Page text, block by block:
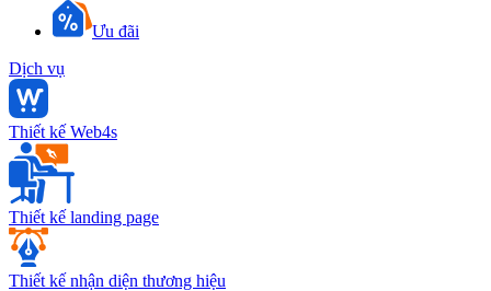
Ưu đãi
Dịch vụ
Thiết kế Web4s
Thiết kế landing page
Thiết kế nhận diện thương hiệu